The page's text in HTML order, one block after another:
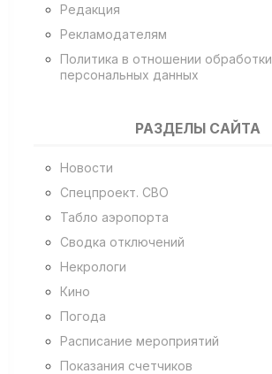
Редакция
Рекламодателям
Политика в отношении обработки
персональных данных
РАЗДЕЛЫ САЙТА
Новости
Спецпроект. СВО
Табло аэропорта
Сводка отключений
Некрологи
Кино
Погода
Расписание мероприятий
Показания счетчиков